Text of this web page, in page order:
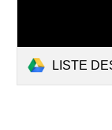
LISTE DES